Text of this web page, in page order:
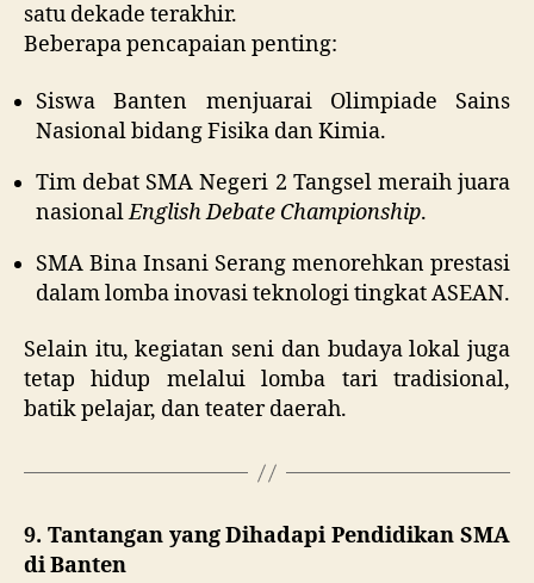
satu dekade terakhir.
Beberapa pencapaian penting:
Siswa Banten menjuarai Olimpiade Sains
Nasional bidang Fisika dan Kimia.
Tim debat SMA Negeri 2 Tangsel meraih juara
nasionalEnglish Debate Championship.
SMA Bina Insani Serang menorehkan prestasi
dalam lomba inovasi teknologi tingkat ASEAN.
Selain itu, kegiatan seni dan budaya lokal juga
tetap hidup melalui lomba tari tradisional,
batik pelajar, dan teater daerah.
9. Tantangan yang Dihadapi Pendidikan SMA
di Banten